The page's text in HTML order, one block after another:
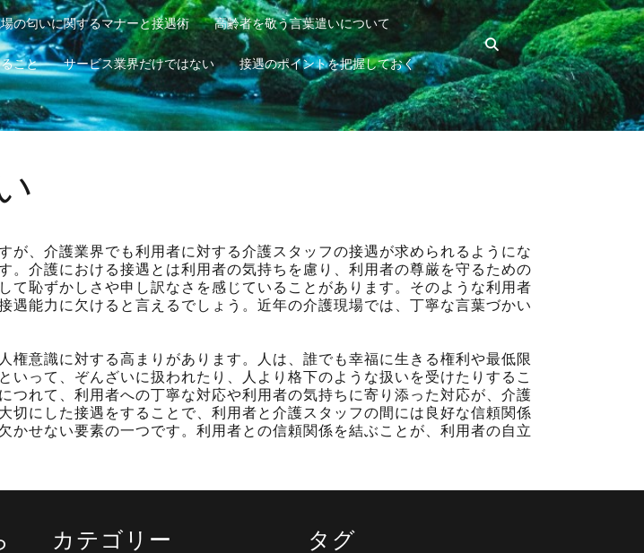
の匂いに関するマナーと接遇術 高齢者を敬う言葉遣いについて
こと サービス業界だけではない 接遇のポイントを把握しておく
、介護業界でも利用者に対する介護スタッフの接遇が求められるようにな
。介護における接遇とは利用者の気持ちを慮り、利用者の尊厳を守るための
恥ずかしさや申し訳なさを感じていることがあります。そのような利用者
能力に欠けると言えるでしょう。近年の介護現場では、丁寧な言葉づかい
権意識に対する高まりがあります。人は、誰でも幸福に生きる権利や最低限
って、ぞんざいに扱われたり、人より格下のような扱いを受けたりするこ
つれて、利用者への丁寧な対応や利用者の気持ちに寄り添った対応が、介護
切にした接遇をすることで、利用者と介護スタッフの間には良好な信頼関係
せない要素の一つです。利用者との信頼関係を結ぶことが、利用者の自立
カテゴリー タグ